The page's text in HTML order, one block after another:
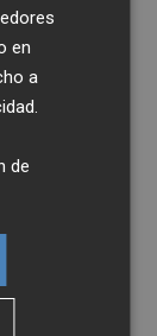
en
a
de